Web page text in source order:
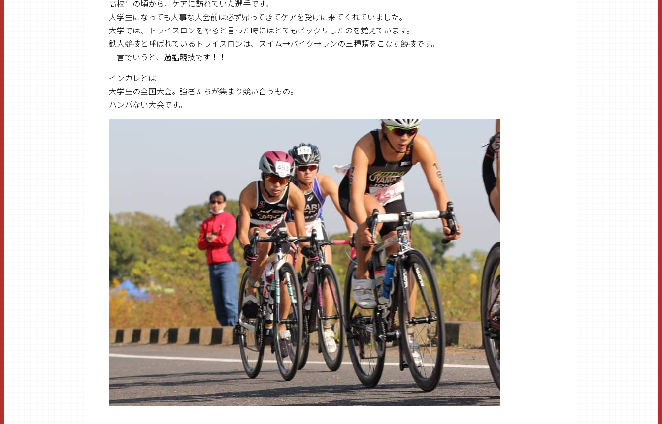
高校生の頃から、ケアに訪れていた選手です。
大学生になっても大事な大会前は必ず帰ってきてケアを受けに来てくれていました。
大学では、トライスロンをやると言った時にはとてもビックリしたのを覚えています。
鉄人競技と呼ばれているトライスロンは、スイム→バイク→ランの三種類をこなす競技です。
一言でいうと、過酷競技です！！
インカレとは
大学生の全国大会。強者たちが集まり競い合うもの。
ハンパない大会です。